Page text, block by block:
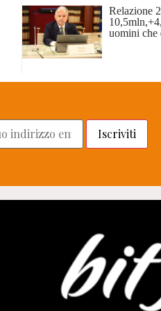
Relazione
uomini che